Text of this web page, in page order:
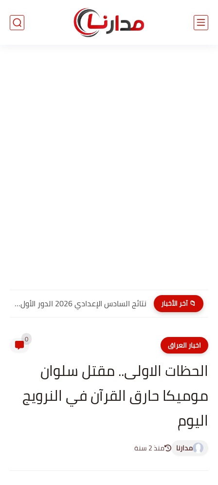
📁 آخر الأخبار نتائج السادس الإعدادي 2026 الدور الأول PDF كربلاء المقدسة| موقع...
اخبار العراق 0
الحظات الاولى.. مقتل سلوان
موميكا حارق القرآن في النرويج
اليوم
مدارنا منذ 2 سنة